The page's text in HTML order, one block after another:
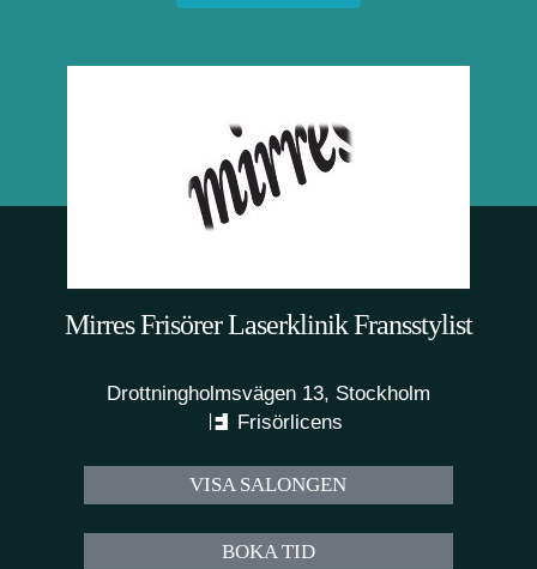
Mirres Frisörer Laserklinik Fransstylist
Drottningholmsvägen 13, Stockholm
Frisörlicens
VISA SALONGEN
BOKA TID